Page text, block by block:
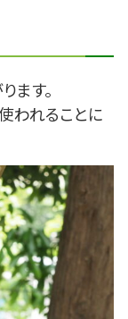
ます。
われることに